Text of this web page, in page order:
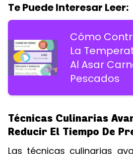
Te Puede Interesar Leer:
Cómo
La
Al Asar
Pescados
Técnicas Culinarias
Reducir El Tiempo De
Las técnicas culinarias